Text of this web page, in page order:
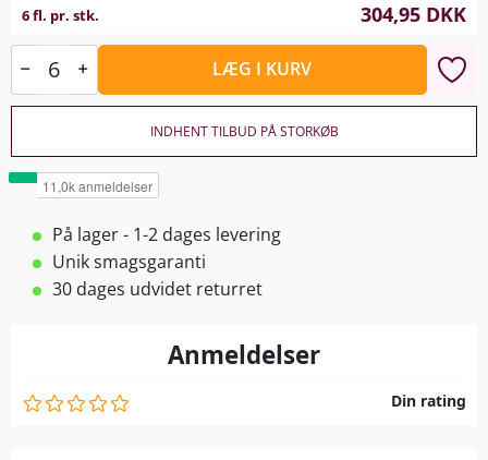
6 fl. pr. stk. 304,95 DKK
LÆG I KURV
INDHENT TILBUD PÅ STORKØB
På lager - 1-2 dages levering
Unik smagsgaranti
30 dages udvidet returret
Anmeldelser
Din rating